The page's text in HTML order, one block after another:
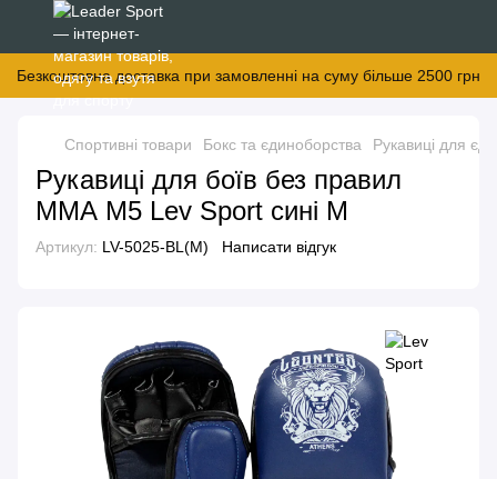
Безкоштовна доставка при замовленні на суму більше 2500 грн
Спортивні товари Бокс та єдиноборства Рукавиці для
Рукавиці для боїв без правил
ММА М5 Lev Sport сині M
Артикул: LV-5025-BL(M) Написати відгук